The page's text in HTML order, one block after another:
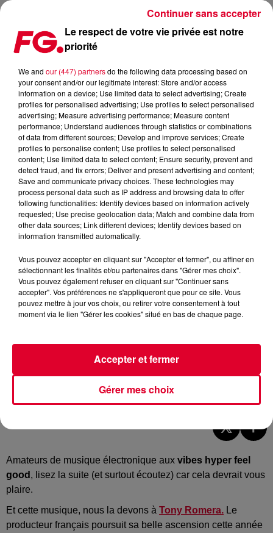
TONY ROMERA : UN NOUVEL EP TRÈS FEEL GOOD
Publié : 22 novembre 2022 à 7h20 par Antony HARARI
Crédit :Facebook Officiel Tony Romera
Amateurs de musique électronique aux vibes hyper feel
good , lisez la suite (et surtout écoutez) car cela devrait vous
plaire.
Et cette musique, nous la devons à Tony Romera. Le
producteur français poursuit sa belle ascension cette année
Le respect de votre vie privée est notre
priorité
We and our (447) partnersdo the following data processing based on
your consent and/or our legitimate interest: Store and/or access
information on a device; Use limited data to select advertising; Create
profiles for personalised advertising; Use profiles to select personalised
advertising; Measure advertising performance; Measure content
performance; Understand audiences through statistics or combinations
of data from different sources; Develop and improve services; Create
profiles to personalise content; Use profiles to select personalised
content; Use limited data to select content; Ensure security, prevent and
detect fraud, and fix errors; Deliver and present advertising and content;
Save and communicate privacy choices. These technologies may
process personal data such as IP address and browsing data to offer
following functionalities: Identify devices based on information actively
requested; Use precise geolocation data; Match and combine data from
other data sources; Link different devices; Identify devices based on
information transmitted automatically.
Vous pouvez accepter en cliquant sur "Accepter et fermer", ou affiner en
sélectionnant les finalités et/ou partenaires dans "Gérer mes choix".
Vous pouvez également refuser en cliquant sur "Continuer sans
accepter". Vos préférences ne s'appliqueront que pour ce site. Vous
pouvez mettre à jour vos choix, ou retirer votre consentement à tout
moment via le lien "Gérer les cookies" situé en bas de chaque page.
Gérer mes choix
Accepter et fermer
Continuer sans accepter